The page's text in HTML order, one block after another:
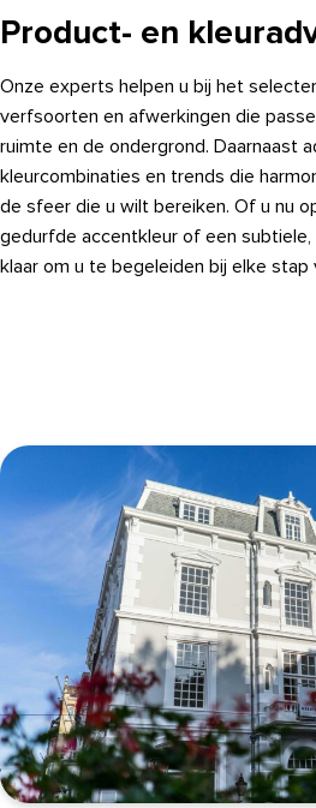
Product- en
Onze experts helpen u bij het
verfsoorten en afwerkingen die
ruimte en de ondergrond. Daarnaast
kleurcombinaties en trends die
de sfeer die u wilt bereiken. Of u nu
gedurfde accentkleur of een
klaar om u te begeleiden bij elke stap